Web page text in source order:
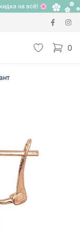
на всё! 🌸
Избранное
0
items